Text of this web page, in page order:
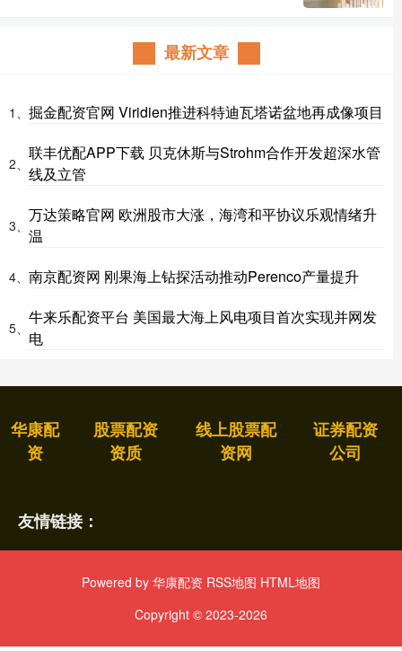
最新文章
1、 掘金配资官网 Viridien推进科特迪瓦塔诺盆地再成像项目
2、
联丰优配APP下载 贝克休斯与Strohm合作开发超深水管
线及立管
3、
万达策略官网 欧洲股市大涨，海湾和平协议乐观情绪升
温
4、 南京配资网 刚果海上钻探活动推动Perenco产量提升
5、
牛来乐配资平台 美国最大海上风电项目首次实现并网发
电
华康配
资
股票配资
资质
线上股票配
资网
证券配资
公司
友情链接：
Powered by 华康配资 RSS地图 HTML地图
Copyright © 2023-2026